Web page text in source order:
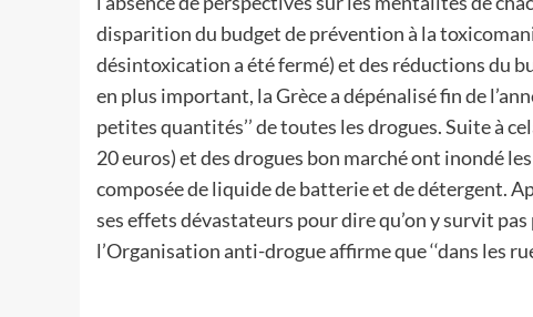
disparition du budget de prévention à la
désintoxication a été fermé) et des réductions du
en plus important, la Grèce a dépénalisé fin de
petites quantités’’ de toutes les drogues. Suite à
20 euros) et des drogues bon marché ont inondé les
composée de liquide de batterie et de détergent.
ses effets dévastateurs pour dire qu’on y survit
l’Organisation anti-drogue affirme que ‘‘dans les